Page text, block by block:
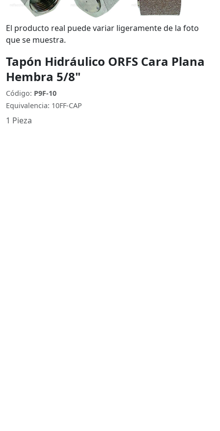
El producto real puede variar ligeramente de la foto
que se muestra.
Tapón Hidráulico ORFS Cara Plana
Hembra 5/8"
Código: P9F-10
Equivalencia: 10FF-CAP
1 Pieza